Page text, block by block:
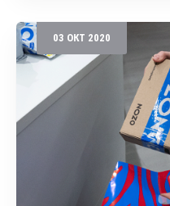
03 ОКТ 2020